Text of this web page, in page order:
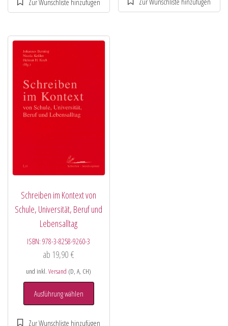
Schreiben im Kontext von
Schule, Universität, Beruf und
Lebensalltag
ISBN:978-3-8258-9260-3
ab 19,90€
und inkl.Versand (D, A, CH)
Ausführung wählen